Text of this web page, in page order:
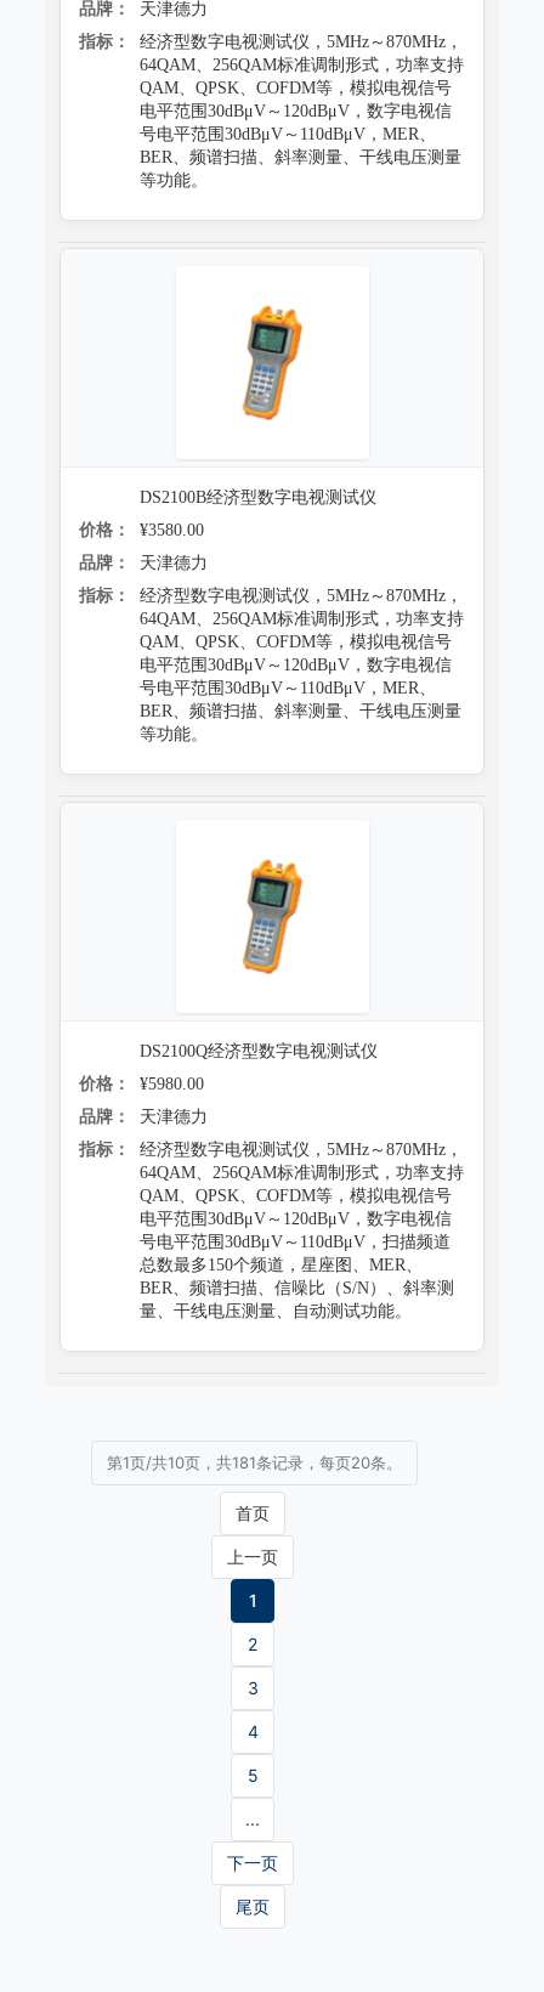
品牌：
天津德力
指标：
经济型数字电视测试仪，5MHz～870MHz，
64QAM、256QAM标准调制形式，功率支持
QAM、QPSK、COFDM等，模拟电视信号
电平范围30dBμV～120dBμV，数字电视信
号电平范围30dBμV～110dBμV，MER、
BER、频谱扫描、斜率测量、干线电压测量
等功能。
DS2100B经济型数字电视测试仪
价格：
¥3580.00
品牌：
天津德力
指标：
经济型数字电视测试仪，5MHz～870MHz，
64QAM、256QAM标准调制形式，功率支持
QAM、QPSK、COFDM等，模拟电视信号
电平范围30dBμV～120dBμV，数字电视信
号电平范围30dBμV～110dBμV，MER、
BER、频谱扫描、斜率测量、干线电压测量
等功能。
DS2100Q经济型数字电视测试仪
价格：
¥5980.00
品牌：
天津德力
指标：
经济型数字电视测试仪，5MHz～870MHz，
64QAM、256QAM标准调制形式，功率支持
QAM、QPSK、COFDM等，模拟电视信号
电平范围30dBμV～120dBμV，数字电视信
号电平范围30dBμV～110dBμV，扫描频道
总数最多150个频道，星座图、MER、
BER、频谱扫描、信噪比（S/N）、斜率测
量、干线电压测量、自动测试功能。
第1页/共10页，共181条记录，每页20条。
首页
上一页
1
2
3
4
5
...
下一页
尾页